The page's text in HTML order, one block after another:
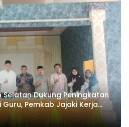
Selatan Dukung Peningkatan
Pemkab Jajaki Kerja
Pascasarjana USK